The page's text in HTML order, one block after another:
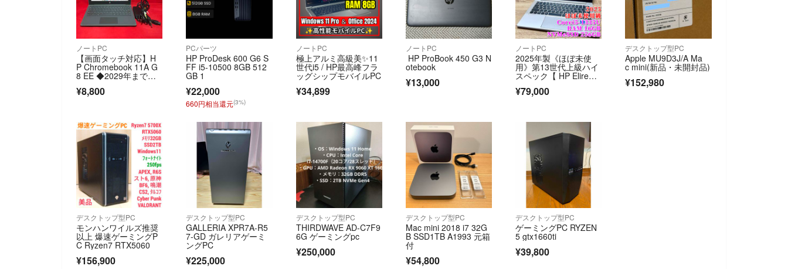
ノートPC
【画面タッチ対応】H
P Chromebook 11A G
8 EE ◆2029年まで安
好 ◆ACアダプター付
¥8,800
PCパーツ
HP ProDesk 600 G6 S
FF i5-10500 8GB 512
GB 1
¥22,000
660円相当還元(3%)
ノートPC
極上アルミ高級美✨11
世代i5 / HP最高峰フラ
ッグシップモバイルPC
¥34,899
ノートPC
HP ProBook 450 G3 N
otebook
¥13,000
ノートPC
2025年製《ほぼ未使
用》第13世代上級ハイ
スペック【 HP ElireBo
¥79,000
デスクトップ型PC
Apple MU9D3J/A Ma
c mini(新品・未開封品)
¥152,980
デスクトップ型PC
モンハンワイルズ推奨
以上 爆速ゲーミングP
C Ryzen7 RTX5060
¥156,900
デスクトップ型PC
GALLERIA XPR7A-R5
7-GD ガレリアゲーミ
ングPC
¥225,000
デスクトップ型PC
THIRDWAVE AD-C7F9
6G ゲーミングpc
¥250,000
デスクトップ型PC
Mac mini 2018 i7 32G
B SSD1TB A1993 元箱
付
¥54,800
デスクトップ型PC
ゲーミングPC RYZEN
5 gtx1660ti
¥39,800